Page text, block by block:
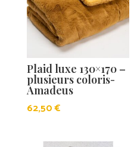
Plaid luxe 130×170 –
plusieurs coloris-
Amadeus
62,50€